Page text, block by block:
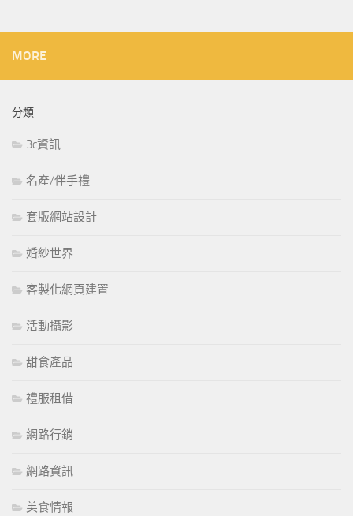
MORE
分類
3c資訊
名產/伴手禮
套版網站設計
婚紗世界
客製化網頁建置
活動攝影
甜食產品
禮服租借
網路行銷
網路資訊
美食情報